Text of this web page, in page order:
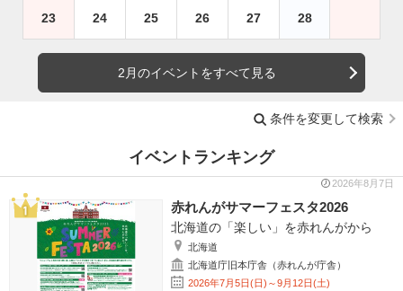
23 24 25 26 27 28
2月のイベントをすべて見る
条件を変更して検索
イベントランキング
2026年8月7日
赤れんがサマーフェスタ2026
北海道の「楽しい」を赤れんがから
北海道
北海道庁旧本庁舎（赤れんが庁舎）
2026年7月5日(日)～9月12日(土)